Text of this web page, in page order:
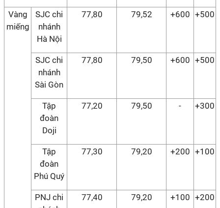
Vàng
miếng
SJC chi
nhánh
Hà Nội
77,80 79,52 +600 +500
SJC chi
nhánh
Sài Gòn
77,80 79,50 +600 +500
Tập
đoàn
Doji
77,20 79,50 - +300
Tập
đoàn
Phú Quý
77,30 79,20 +200 +100
PNJ chi
77,40 79,20 +100 +200